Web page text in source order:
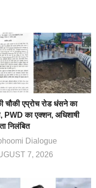
चौकी एप्रोच रोड धंसने का
PWD का एक्शन, अधिशाषी
निलंबित
Dialogue
7, 2026